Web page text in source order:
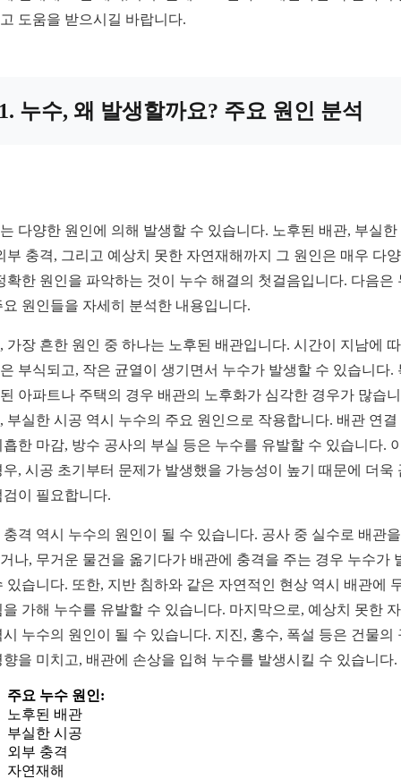
도움을 받으시길 바랍니다.
누수, 왜 발생할까요? 주요 원인 분석
다양한 원인에 의해 발생할 수 있습니다. 노후된 배관, 부실한
부 충격, 그리고 예상치 못한 자연재해까지 그 원인은 매우 다
확한 원인을 파악하는 것이 누수 해결의 첫걸음입니다. 다음은
요 원인들을 자세히 분석한 내용입니다.
가장 흔한 원인 중 하나는 노후된 배관입니다. 시간이 지남에
부식되고, 작은 균열이 생기면서 누수가 발생할 수 있습니다.
아파트나 주택의 경우 배관의 노후화가 심각한 경우가 많습
부실한 시공 역시 누수의 주요 원인으로 작용합니다. 배관 연결
흡한 마감, 방수 공사의 부실 등은 누수를 유발할 수 있습니다.
우, 시공 초기부터 문제가 발생했을 가능성이 높기 때문에 더욱
검이 필요합니다.
충격 역시 누수의 원인이 될 수 있습니다. 공사 중 실수로 배관
나, 무거운 물건을 옮기다가 배관에 충격을 주는 경우 누수가
있습니다. 또한, 지반 침하와 같은 자연적인 현상 역시 배관에
을 가해 누수를 유발할 수 있습니다. 마지막으로, 예상치 못한
시 누수의 원인이 될 수 있습니다. 지진, 홍수, 폭설 등은 건물의
향을 미치고, 배관에 손상을 입혀 누수를 발생시킬 수 있습니다.
주요 누수 원인:
노후된 배관
부실한 시공
외부 충격
자연재해